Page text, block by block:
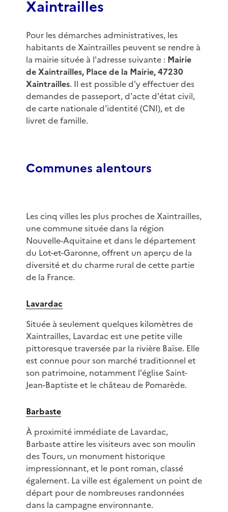
Xaintrailles
Pour les démarches administratives, les
habitants de Xaintrailles peuvent se rendre à
la mairie située à l'adresse suivante : Mairie
de Xaintrailles, Place de la Mairie, 47230
Xaintrailles. Il est possible d'y effectuer des
demandes de passeport, d'acte d'état civil,
de carte nationale d'identité (CNI), et de
livret de famille.
Communes alentours
Les cinq villes les plus proches de Xaintrailles,
une commune située dans la région
Nouvelle-Aquitaine et dans le département
du Lot-et-Garonne, offrent un aperçu de la
diversité et du charme rural de cette partie
de la France.
Lavardac
Située à seulement quelques kilomètres de
Xaintrailles, Lavardac est une petite ville
pittoresque traversée par la rivière Baïse. Elle
est connue pour son marché traditionnel et
son patrimoine, notamment l'église Saint-
Jean-Baptiste et le château de Pomarède.
Barbaste
À proximité immédiate de Lavardac,
Barbaste attire les visiteurs avec son moulin
des Tours, un monument historique
impressionnant, et le pont roman, classé
également. La ville est également un point de
départ pour de nombreuses randonnées
dans la campagne environnante.